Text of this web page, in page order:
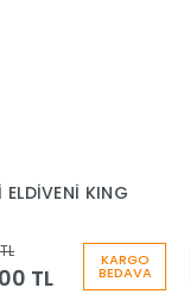
ELDİVENİ KING
TL
KARGO
BEDAVA